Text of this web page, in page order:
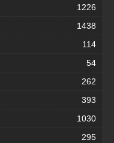
1226
1438
114
54
262
393
1030
295